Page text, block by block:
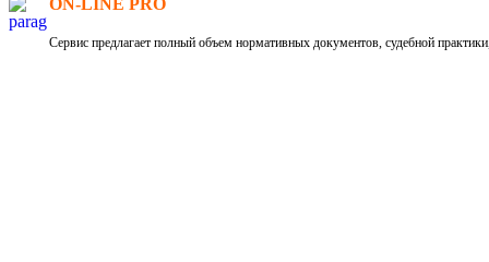
ON-LINE PRO
Сервис предлагает полный объем нормативных документов, судебной